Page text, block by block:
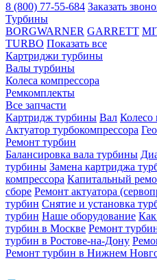
8 (800) 77-55-684 Заказать
Турбины
BORGWARNER GARRETT
TURBO Показать все
Картриджи турбины
Валы турбины
Колеса компрессора
Ремкомплекты
Все запчасти
Картридж турбины Вал Колесо
Актуатор турбокомпрессора
Ремонт турбин
Балансировка вала турбины
турбины Замена картриджа
компрессора Капитальный
сборе Ремонт актуатора
турбин Снятие и установка
турбин Наше оборудование
турбин в Москве Ремонт
турбин в Ростове-на-Дону
Ремонт турбин в Нижнем